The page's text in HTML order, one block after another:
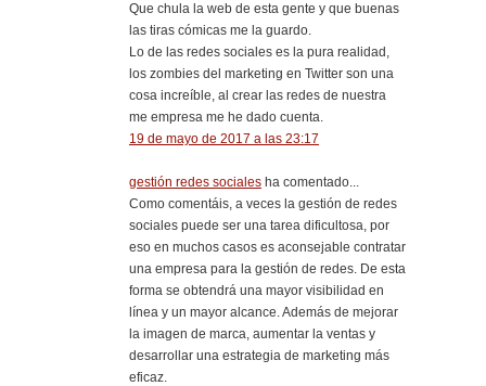
Que chula la web de esta gente y que buenas
las tiras cómicas me la guardo.
Lo de las redes sociales es la pura realidad,
los zombies del marketing en Twitter son una
cosa increíble, al crear las redes de nuestra
me empresa me he dado cuenta.
19 de mayo de 2017 a las 23:17
gestión redes sociales ha comentado...
Como comentáis, a veces la gestión de redes
sociales puede ser una tarea dificultosa, por
eso en muchos casos es aconsejable contratar
una empresa para la gestión de redes. De esta
forma se obtendrá una mayor visibilidad en
línea y un mayor alcance. Además de mejorar
la imagen de marca, aumentar la ventas y
desarrollar una estrategia de marketing más
eficaz.